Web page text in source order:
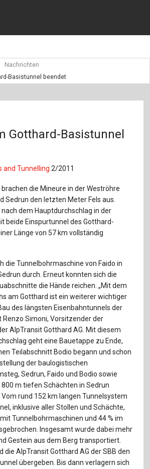
DE Sprache / Language: EN
Nachrichten
Basistunnel beendet
Gotthard-Basistunnel
and Tunnelling 2/2011
die Mineure in der Weströhre
Sedrun den letzten Meter Fels aus.
dem Hauptdurchschlag in der
beide Einspurtunnel des Gotthard-
Länge von 57 km vollständig
die Tunnelbohrmaschine von Faido in
durch. Erneut konnten sich die
die Hände reichen. „Mit dem
am Gotthard ist ein weiterer wichtiger
des längsten Eisenbahntunnels der
Renzo Simoni, Vorsitzender der
AlpTransit Gotthard AG. Mit diesem
geht eine Bauetappe zu Ende,
Teilabschnitt Bodio begann und schon
der baulogistischen
Sedrun, Faido und Bodio sowie
m tiefen Schächten in Sedrun
rund 152 km langen Tunnelsystem
inklusive aller Stollen und Schächte,
Tunnelbohrmaschinen und 44 % im
Insgesamt wurde dabei mehr
Gestein aus dem Berg transportiert.
die AlpTransit Gotthard AG der SBB den
übergeben. Bis dann verlagern sich